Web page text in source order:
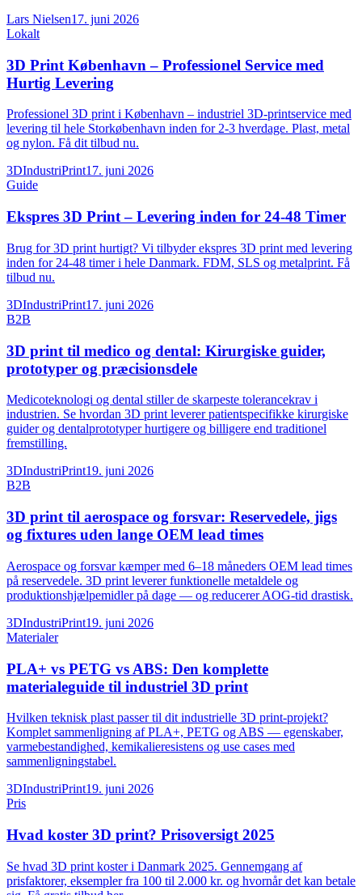
Lars Nielsen17. juni 2026
Lokalt
3D Print København – Professionel Service med
Hurtig Levering
Professionel 3D print i København – industriel 3D-printservice med
levering til hele Storkøbenhavn inden for 2-3 hverdage. Plast, metal
og nylon. Få dit tilbud nu.
3DIndustriPrint17. juni 2026
Guide
Ekspres 3D Print – Levering inden for 24-48 Timer
Brug for 3D print hurtigt? Vi tilbyder ekspres 3D print med levering
inden for 24-48 timer i hele Danmark. FDM, SLS og metalprint. Få
tilbud nu.
3DIndustriPrint17. juni 2026
B2B
3D print til medico og dental: Kirurgiske guider,
prototyper og præcisionsdele
Medicoteknologi og dental stiller de skarpeste tolerancekrav i
industrien. Se hvordan 3D print leverer patientspecifikke kirurgiske
guider og dentalprototyper hurtigere og billigere end traditionel
fremstilling.
3DIndustriPrint19. juni 2026
B2B
3D print til aerospace og forsvar: Reservedele, jigs
og fixtures uden lange OEM lead times
Aerospace og forsvar kæmper med 6–18 måneders OEM lead times
på reservedele. 3D print leverer funktionelle metaldele og
produktionshjælpemidler på dage — og reducerer AOG-tid drastisk.
3DIndustriPrint19. juni 2026
Materialer
PLA+ vs PETG vs ABS: Den komplette
materialeguide til industriel 3D print
Hvilken teknisk plast passer til dit industrielle 3D print-projekt?
Komplet sammenligning af PLA+, PETG og ABS — egenskaber,
varmebestandighed, kemikalieresistens og use cases med
sammenligningstabel.
3DIndustriPrint19. juni 2026
Pris
Hvad koster 3D print? Prisoversigt 2025
Se hvad 3D print koster i Danmark 2025. Gennemgang af
prisfaktorer, eksempler fra 100 til 2.000 kr. og hvornår det kan betale